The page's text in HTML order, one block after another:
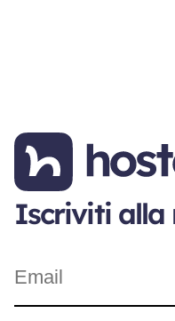
Iscriviti alla